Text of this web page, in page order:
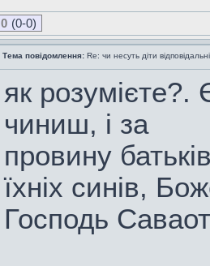
0 (0-0)
Тема повідомлення: Re: чи несуть діти
як
чиниш, і за
провину
їхніх синів,
Господь